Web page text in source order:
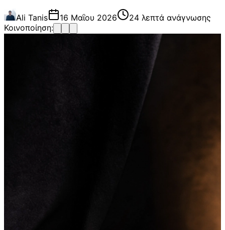
Ali Tanis 16 Μαΐου 2026
24 λεπτά ανάγνωσης
Κοινοποίηση: